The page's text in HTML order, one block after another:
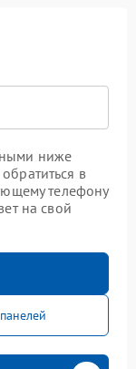
ниже
в
телефону
на свой